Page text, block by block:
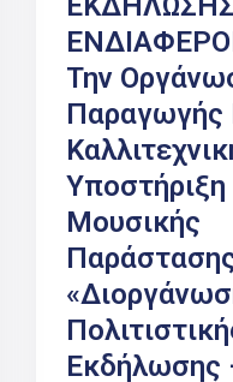
Την
Παραγωγής
Υποστήριξη
Μουσικής
Εκδήλωσης